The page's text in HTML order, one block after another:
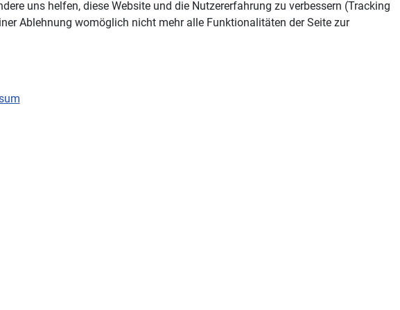
uns helfen, diese Website und die Nutzererfahrung zu verbessern (Tracking
Ablehnung womöglich nicht mehr alle Funktionalitäten der Seite zur